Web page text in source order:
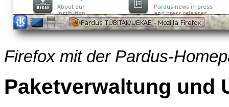
Firefox mit der Pardus-
Paketverwaltung und